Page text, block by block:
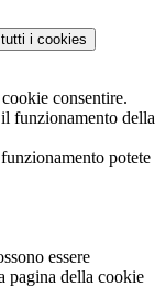
i cookies
consentire.
funzionamento della
potete
essere
pagina della cookie